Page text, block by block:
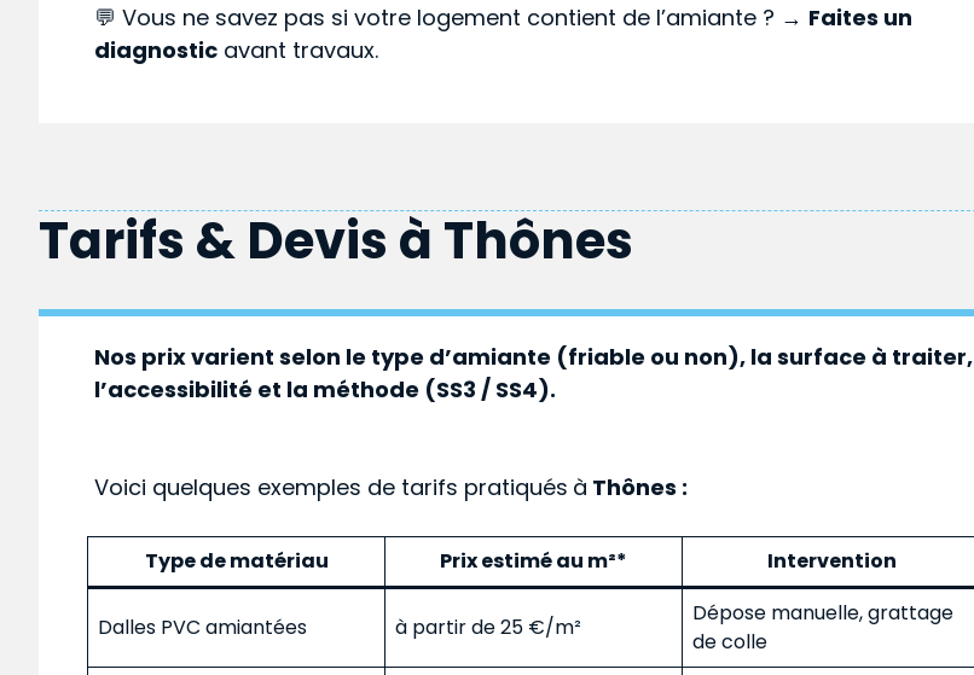
💬 Vous ne savez pas si votre logement contient de l’amiante ? → Faites un
diagnostic avant travaux.
Tarifs & Devis à Thônes
Nos prix varient selon le type d’amiante (friable ou non), la surface à traiter,
l’accessibilité et la méthode (SS3 / SS4).
Voici quelques exemples de tarifs pratiqués à Thônes :
Type de matériau Prix estimé au m²* Intervention
Dalles PVC amiantées à partir de 25 €/m²
Dépose manuelle, grattage
de colle